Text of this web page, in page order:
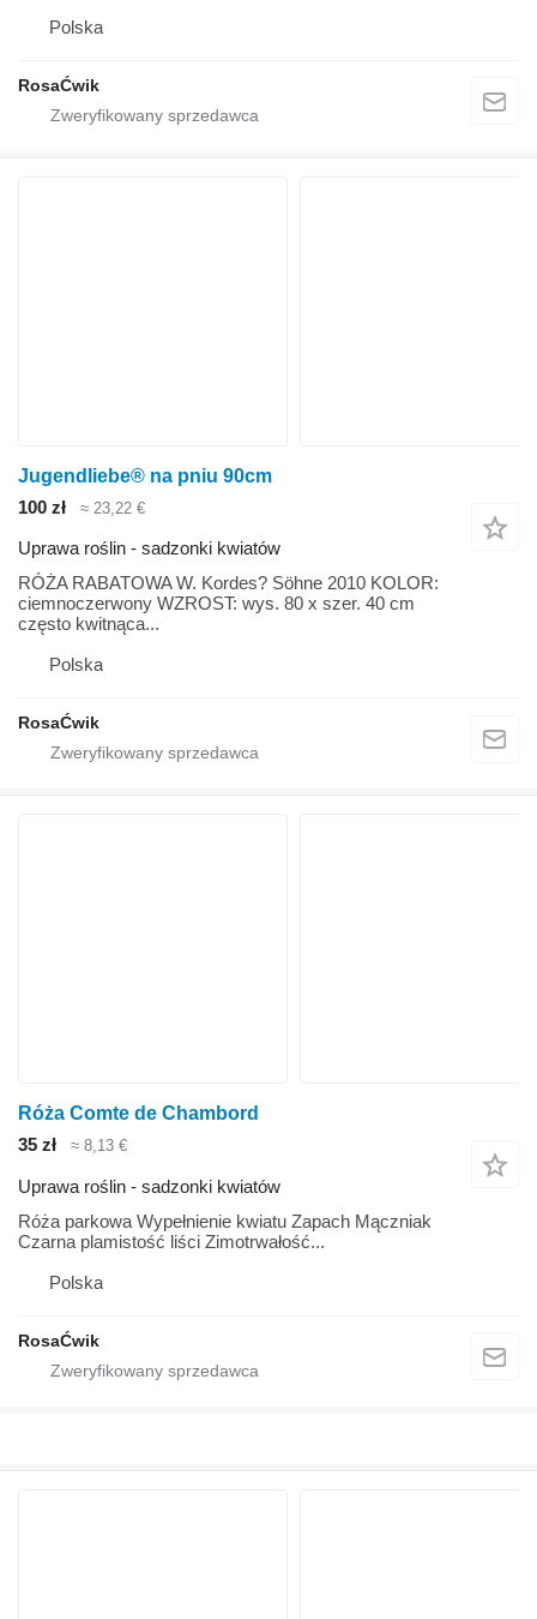
Polska
RosaĆwik
Jugendliebe® na pniu 90cm
100 zł
≈ 23,22 €
Uprawa roślin - sadzonki kwiatów
RÓŻA RABATOWA W. Kordes? Söhne 2010 KOLOR:
ciemnoczerwony WZROST: wys. 80 x szer. 40 cm
często kwitnąca...
Polska
RosaĆwik
Róża Comte de Chambord
35 zł
≈ 8,13 €
Uprawa roślin - sadzonki kwiatów
Róża parkowa Wypełnienie kwiatu Zapach Mączniak
Czarna plamistość liści Zimotrwałość...
Polska
RosaĆwik